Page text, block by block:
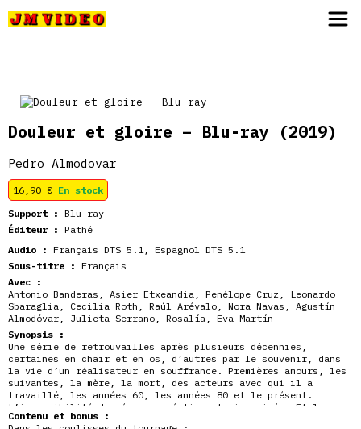
Douleur et gloire – Blu-ray (2019)
Pedro Almodovar
16,90 € En stock
Support : Blu-ray
Éditeur : Pathé
Audio : Français DTS 5.1, Espagnol DTS 5.1
Sous-titre : Français
Avec :
Antonio Banderas , Asier Etxeandia , Penélope Cruz , Leonardo
Sbaraglia , Cecilia Roth , Raúl Arévalo , Nora Navas , Agustín
Almodóvar , Julieta Serrano , Rosalía , Eva Martín
Synopsis :
Une série de retrouvailles après plusieurs décennies,
certaines en chair et en os, d’autres par le souvenir, dans
la vie d’un réalisateur en souffrance. Premières amours, les
suivantes, la mère, la mort, des acteurs avec qui il a
travaillé, les années 60, les années 80 et le présent.
L’impossibilité de séparer création et vie privée. Et le
vide, l’insondable vide face à l’incapacité de continuer à
Contenu et bonus :